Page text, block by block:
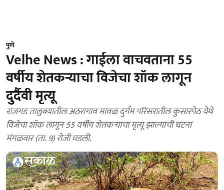
पुणे
Velhe News : गाईला वाचवताना 55
वर्षीय शेतकऱ्याचा विजेचा शॉक लागून
दुर्दैवी मृत्यू
राजगड तालुक्यातील अठरागाव मावळ दुर्गम परिसरातील कुसारपेठ येथे
विजेचा शॉक लागून 55 वर्षीय शेतकऱ्याचा मृत्यू झाल्याची घटना
मंगळवार (ता. 9) रोजी घडली.